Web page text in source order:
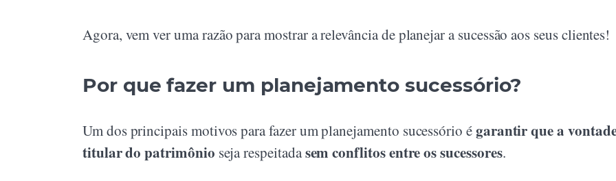
Agora, vem ver uma razão para mostrar a relevância de planejar a sucessão aos seus clientes!
Por que fazer um planejamento sucessório?
Um dos principais motivos para fazer um planejamento sucessório égarantir que a
titular do patrimônio seja respeitadasem conflitos entre os sucessores.